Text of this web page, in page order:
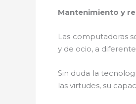
Mantenimiento y
Las computadoras
y de ocio, a
Sin duda la
las virtudes, su